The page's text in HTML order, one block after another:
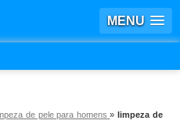
MENU
de pele para homens»limpeza de